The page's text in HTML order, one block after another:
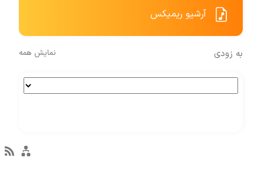
آرشیو ریمیکس
به زودی نمایش همه